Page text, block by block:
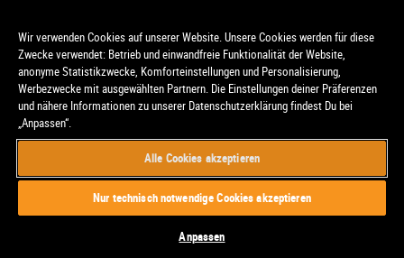
© CinemaxX. Alle Rechte vorbehalten.
Wir verwenden Cookies auf unserer Website. Unsere Cookies werden für diese
Zwecke verwendet: Betrieb und einwandfreie Funktionalität der Website,
anonyme Statistikzwecke, Komforteinstellungen und Personalisierung,
Werbezwecke mit ausgewählten Partnern. Die Einstellungen deiner Präferenzen
und nähere Informationen zu unserer Datenschutzerklärung findest Du bei
„Anpassen“.
Alle Cookies akzeptieren
Nur technisch notwendige Cookies akzeptieren
Anpassen